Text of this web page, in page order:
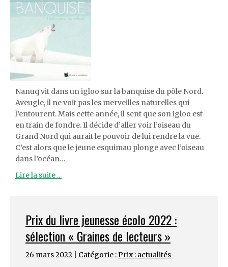
Nanuq vit dans un igloo sur la banquise du pôle Nord.
Aveugle, il ne voit pas les merveilles naturelles qui
l’entourent. Mais cette année, il sent que son igloo est
en train de fondre. Il décide d’aller voir l’oiseau du
Grand Nord qui aurait le pouvoir de lui rendre la vue.
C’est alors que le jeune esquimau plonge avec l’oiseau
dans l’océan…
Lire la suite ...
Prix du livre jeunesse écolo 2022 :
sélection « Graines de lecteurs »
26 mars 2022 | Catégorie :Prix : actualités